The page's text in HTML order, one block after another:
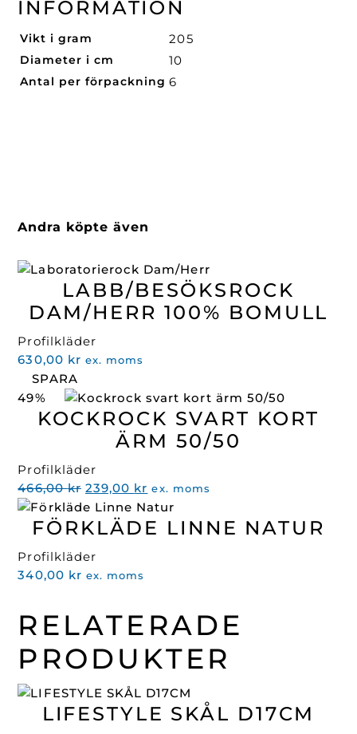
INFORMATION
Vikt i gram 205
Diameter i cm 10
Antal per förpackning 6
Andra köpte även
LABB/BESÖKSROCK
DAM/HERR 100% BOMULL
Profilkläder
630,00 kr ex. moms
SPARA
49%
KOCKROCK SVART KORT
ÄRM 50/50
Profilkläder
466,00kr Det
ursprungliga
priset
466,00 kr.
239,00 kr Det
nuvarande
priset
ex. moms
FÖRKLÄDE LINNE NATUR
Profilkläder
340,00 kr ex. moms
RELATERADE
PRODUKTER
LIFESTYLE SKÅL D17CM